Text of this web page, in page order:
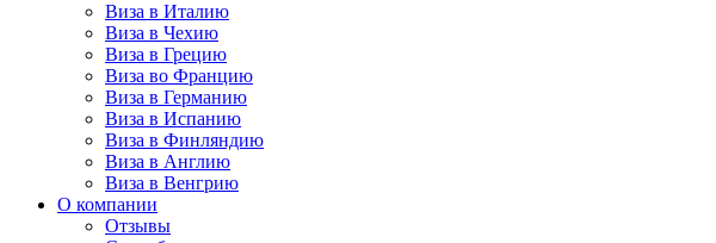
Виза в Италию
Виза в Чехию
Виза в Грецию
Виза во Францию
Виза в Германию
Виза в Испанию
Виза в Финляндию
Виза в Англию
Виза в Венгрию
О компании
Отзывы